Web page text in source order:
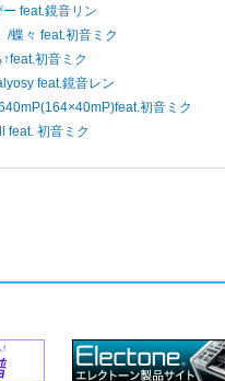
feat.鏡音リン
/蝶々 feat.初音ミク
初音ミク
feat.鏡音レン
初音ミク
feat. 初音ミク